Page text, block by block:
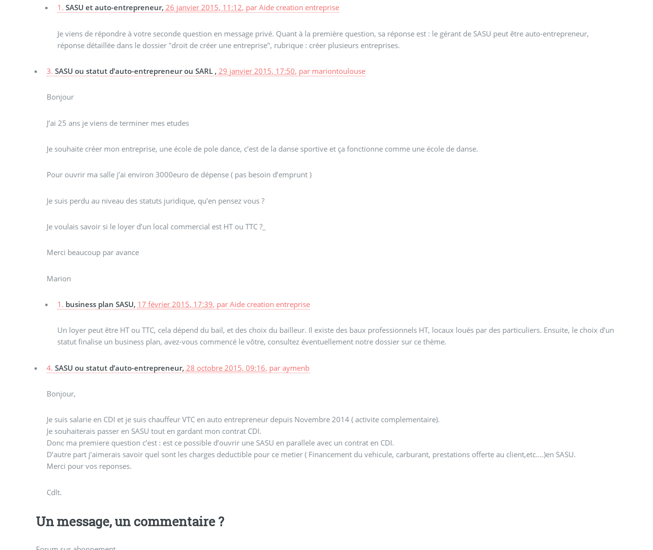
1. SASU et auto-entrepreneur, 26 janvier 2015, 11:12, par Aide creation entreprise
Je viens de répondre à votre seconde question en message privé. Quant à la première question, sa réponse est : le gérant de SASU peut être auto-entrepreneur,
réponse détaillée dans le dossier "droit de créer une entreprise", rubrique : créer plusieurs entreprises.
3. SASU ou statut d’auto-entrepreneur ou SARL , 29 janvier 2015, 17:50, par mariontoulouse
Bonjour
J’ai 25 ans je viens de terminer mes etudes
Je souhaite créer mon entreprise, une école de pole dance, c’est de la danse sportive et ça fonctionne comme une école de danse.
Pour ouvrir ma salle j’ai environ 3000euro de dépense ( pas besoin d’emprunt )
Je suis perdu au niveau des statuts juridique, qu’en pensez vous ?
Je voulais savoir si le loyer d’un local commercial est HT ou TTC ?_
Merci beaucoup par avance
Marion
1. business plan SASU, 17 février 2015, 17:39, par Aide creation entreprise
Un loyer peut être HT ou TTC, cela dépend du bail, et des choix du bailleur. Il existe des baux professionnels HT, locaux loués par des particuliers. Ensuite, le choix d’un
statut finalise un business plan, avez-vous commencé le vôtre, consultez éventuellement notre dossier sur ce thème.
4. SASU ou statut d’auto-entrepreneur, 28 octobre 2015, 09:16, par aymenb
Bonjour,
Je suis salarie en CDI et je suis chauffeur VTC en auto entrepreneur depuis Novembre 2014 ( activite complementaire).
Je souhaiterais passer en SASU tout en gardant mon contrat CDI.
Donc ma premiere question c’est : est ce possible d’ouvrir une SASU en parallele avec un contrat en CDI.
D’autre part j’aimerais savoir quel sont les charges deductible pour ce metier ( Financement du vehicule, carburant, prestations offerte au client,etc....)en SASU.
Merci pour vos reponses.
Cdlt.
Un message, un commentaire ?